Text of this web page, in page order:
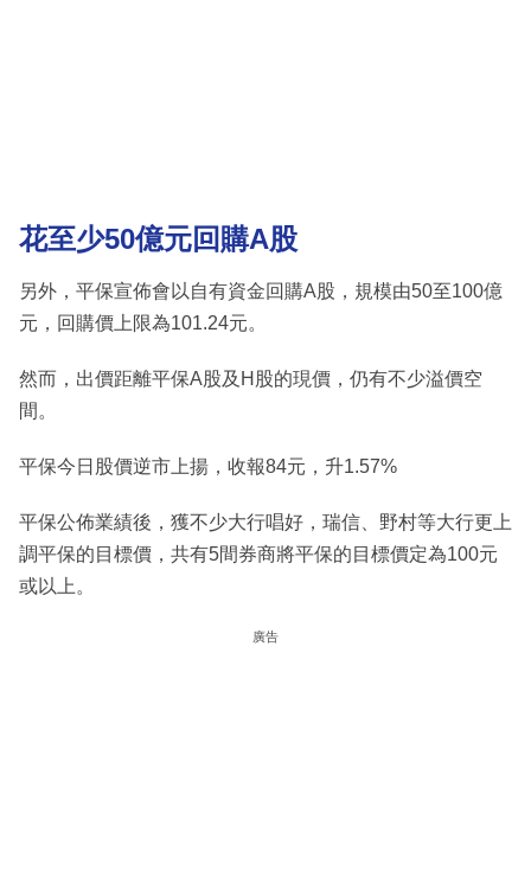
花至少50億元回購A股
另外，平保宣佈會以自有資金回購A股，規模由50至100億
元，回購價上限為101.24元。
然而，出價距離平保A股及H股的現價，仍有不少溢價空
間。
平保今日股價逆市上揚，收報84元，升1.57%
平保公佈業績後，獲不少大行唱好，瑞信、野村等大行更上
調平保的目標價，共有5間券商將平保的目標價定為100元
或以上。
廣告